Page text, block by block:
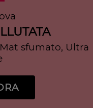
sfumato, Ultra